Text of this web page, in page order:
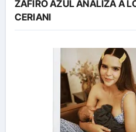
ZAFIRO AZUL ANALIZA A
CERIANI